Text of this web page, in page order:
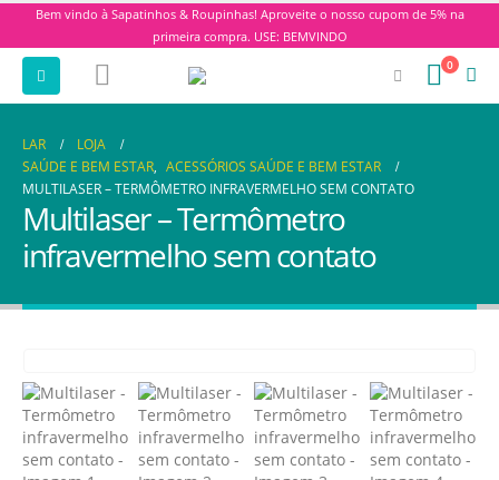
Bem vindo à Sapatinhos & Roupinhas! Aproveite o nosso cupom de 5% na
primeira compra. USE: BEMVINDO
0
LAR
LOJA
SAÚDE E BEM ESTAR, ACESSÓRIOS SAÚDE E BEM ESTAR
MULTILASER – TERMÔMETRO INFRAVERMELHO SEM CONTATO
Multilaser – Termômetro
infravermelho sem contato